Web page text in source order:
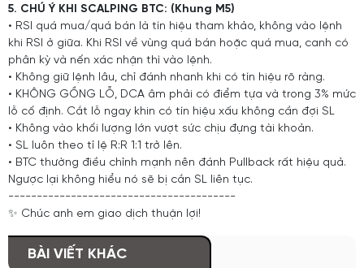
5. CHÚ Ý KHI SCALPING BTC: (Khung M5)
• RSI quá mua/quá bán là tín hiệu tham khảo, không vào lệnh
khi RSI ở giữa. Khi RSI về vùng quá bán hoặc quá mua, canh có
phân kỳ và nến xác nhận thì vào lệnh.
• Không giữ lệnh lâu, chỉ đánh nhanh khi có tín hiệu rõ ràng.
• KHÔNG GỒNG LỖ, DCA âm phải có điểm tựa và trong 3% mức
lỗ cố định. Cắt lỗ ngay khin có tín hiệu xấu không cần đợi SL
• Không vào khối lượng lớn vượt sức chịu đựng tài khoản.
• SL luôn theo tỉ lệ R:R 1:1 trở lên.
• BTC thường điều chỉnh mạnh nên đánh Pullback rất hiệu quả.
Ngược lại không hiểu nó sẽ bị cắn SL liên tục.
----------------------------------------
✨ Chúc anh em giao dịch thuận lợi!
BÀI VIẾT KHÁC